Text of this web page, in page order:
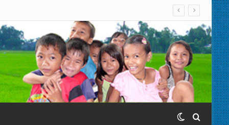
Switch skin
Search